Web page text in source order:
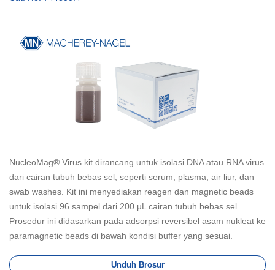
NucleoMag® Virus kit dirancang untuk isolasi DNA atau RNA virus
dari cairan tubuh bebas sel, seperti serum, plasma, air liur, dan
swab washes. Kit ini menyediakan reagen dan magnetic beads
untuk isolasi 96 sampel dari 200 µL cairan tubuh bebas sel.
Prosedur ini didasarkan pada adsorpsi reversibel asam nukleat ke
paramagnetic beads di bawah kondisi buffer yang sesuai.
Unduh Brosur